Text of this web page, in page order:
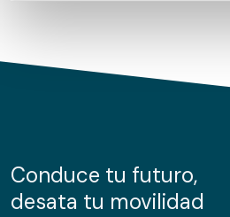
de cookies.
información sobre el uso que
nuestros partners de redes
Conduce tu futuro,
desata tu movilidad